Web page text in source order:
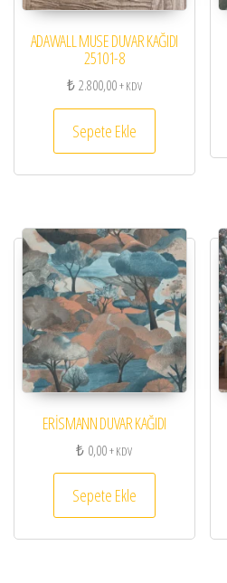
ADAWALL MUSE DUVAR KAĞIDI
25101-8
₺2.800,00+ KDV
Sepete Ekle
ERİSMANN DUVAR KAĞIDI
₺ 0,00+ KDV
Sepete Ekle